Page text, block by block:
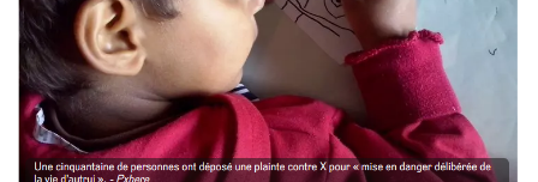
plainte
à
Marseille